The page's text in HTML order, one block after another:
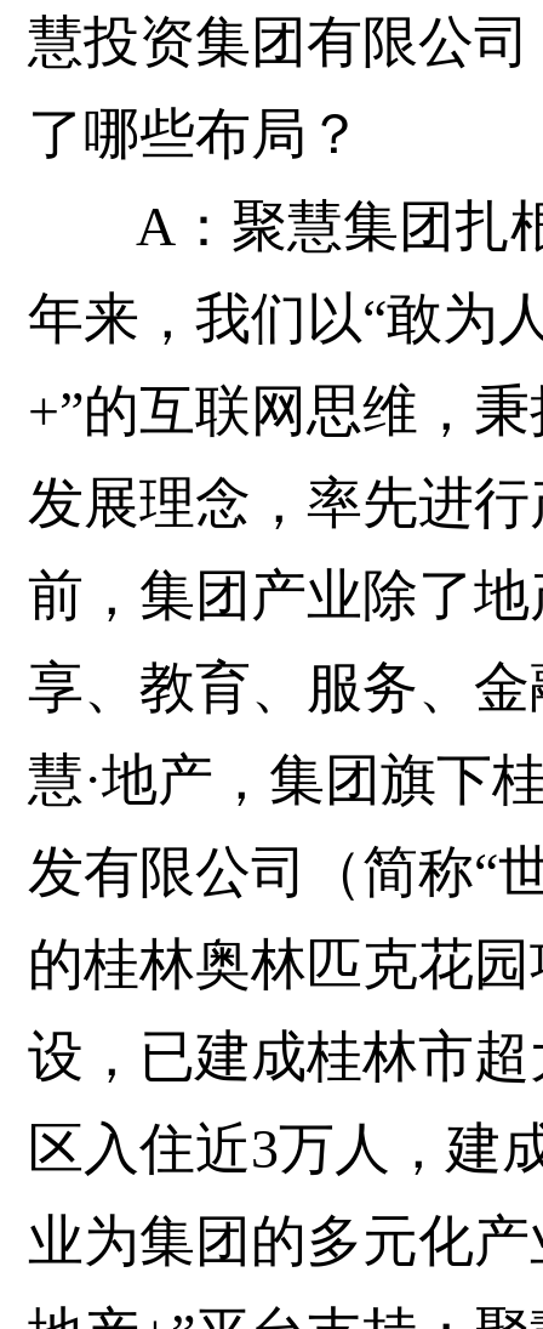
慧投资集团有限公
了哪些布局？
A：聚慧集团扎根
年来，我们以“敢为
+”的互联网思维，
发展理念，率先进
前，集团产业除了
享、教育、服务、
慧·地产，集团旗下
发有限公司（简称“
的桂林奥林匹克花
设，已建成桂林市
区入住近3万人，建
业为集团的多元化